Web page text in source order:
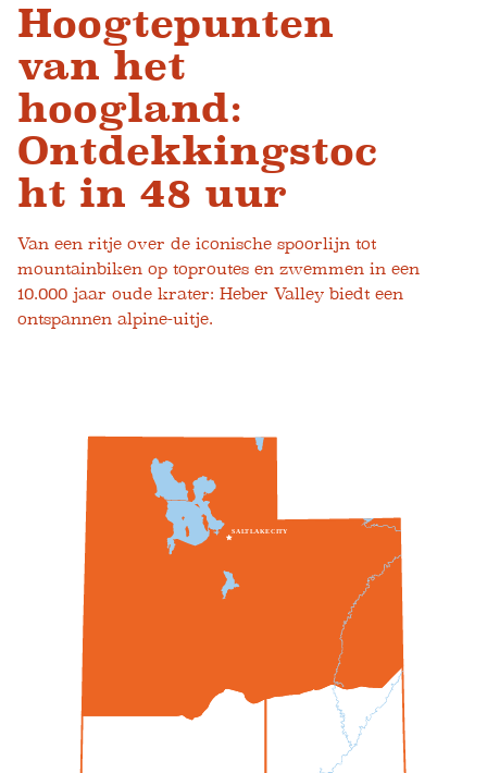
Hoogtepunten
van het
hoogland:
Ontdekkingstoc
ht in 48 uur
Van een ritje over de iconische spoorlijn tot
mountainbiken op toproutes en zwemmen in een
10.000 jaar oude krater: Heber Valley biedt een
ontspannen alpine-uitje.
SALTLAKECITY